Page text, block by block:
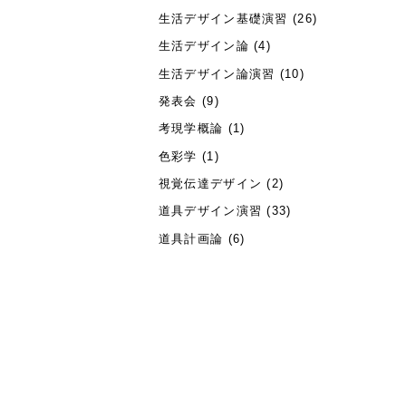
生活デザイン基礎演習 (26)
生活デザイン論 (4)
生活デザイン論演習 (10)
発表会 (9)
考現学概論 (1)
色彩学 (1)
視覚伝達デザイン (2)
道具デザイン演習 (33)
道具計画論 (6)